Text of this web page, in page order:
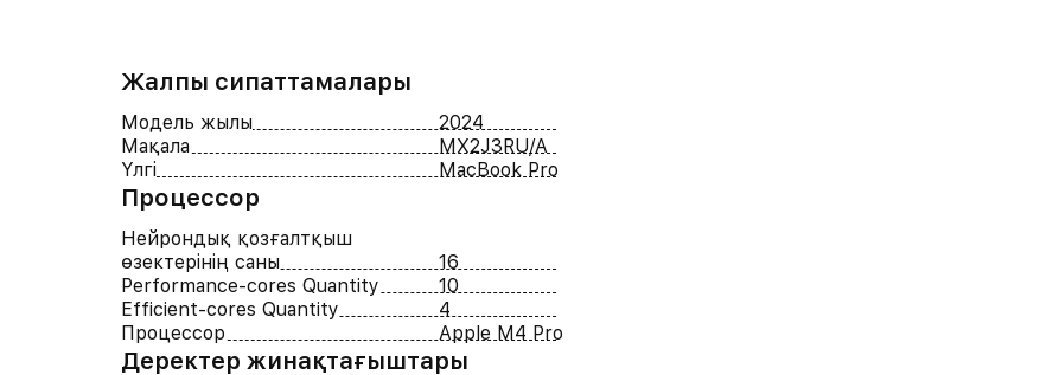
Жалпы сипаттамалары
Модель жылы
2024
Мақала
MX2J3RU/A
Үлгі
MacBook Pro
Процессор
Нейрондық қозғалтқыш
өзектерінің саны
16
Performance-cores Quantity
10
Efficient-cores Quantity
4
Процессор
Apple M4 Pro
Деректер жинақтағыштары